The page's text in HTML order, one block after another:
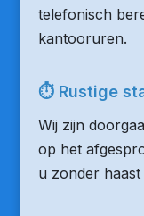
telefonisch
kantooruren.
⏱ Rustige
Wij zijn
op het
u zonder